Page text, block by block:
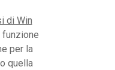
di Win
funzione
per la
quella